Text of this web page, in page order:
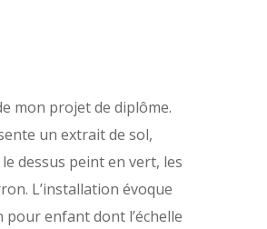
mon projet de diplôme.
un extrait de sol,
dessus peint en vert, les
L’installation évoque
enfant dont l’échelle